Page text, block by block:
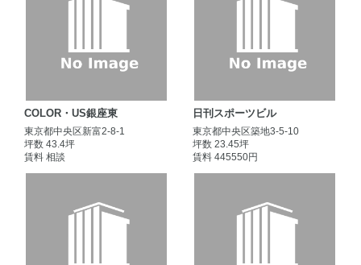
COLOR・US銀座東
東京都中央区新富2-8-1
坪数 43.4坪
賃料 相談
日刊スポーツビル
東京都中央区築地3-5-10
坪数 23.45坪
賃料 445550円